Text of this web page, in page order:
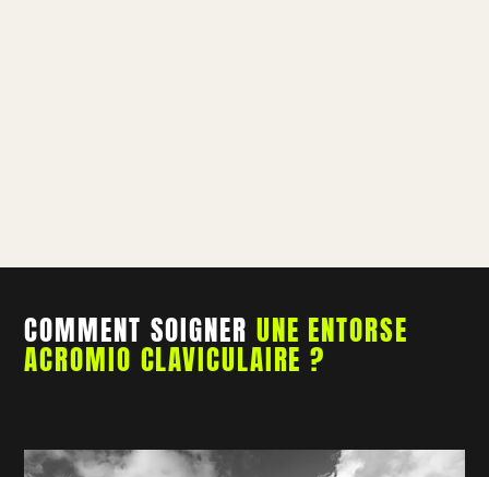
COMMENT SOIGNER UNE ENTORSE
ACROMIO CLAVICULAIRE ?